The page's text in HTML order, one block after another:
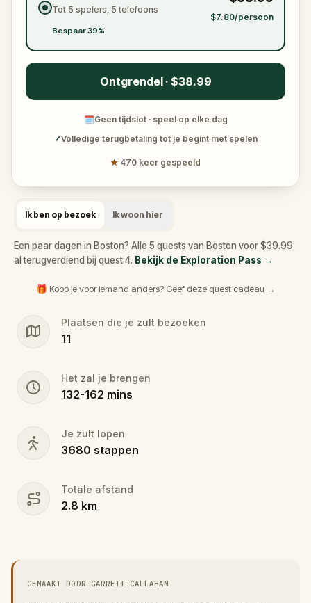
Tot 5 spelers, 5 telefoons
Bespaar 39%
$7.80/persoon
Ontgrendel · $38.99
🗓Geen tijdslot · speel op elke dag
✓Volledige terugbetaling tot je begint met spelen
★ 470 keer gespeeld
Ik ben op bezoek Ik woon hier
Een paar dagen in Boston? Alle 5 quests van Boston voor $39.99:
al terugverdiend bij quest 4. Bekijk de Exploration Pass →
🎁 Koop je voor iemand anders? Geef deze quest cadeau →
Plaatsen die je zult bezoeken
11
Het zal je brengen
132-162 mins
Je zult lopen
3680 stappen
Totale afstand
2.8 km
GEMAAKT DOOR GARRETT CALLAHAN